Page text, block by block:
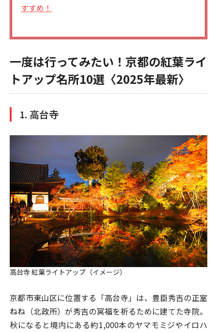
すすめ！
一度は行ってみたい！京都の紅葉ライ
トアップ名所10選〈2025年最新〉
1. 高台寺
高台寺 紅葉ライトアップ（イメージ）
京都市東山区に位置する「高台寺」は、豊臣秀吉の正室
ねね（北政所）が秀吉の冥福を祈るために建てた寺院。
秋になると境内にある約1,000本のヤマモミジやイロハ